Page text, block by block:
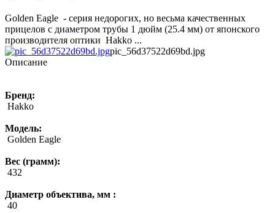
Golden Eagle - серия недорогих, но весьма качественных
прицелов с диаметром трубы 1 дюйм (25.4 мм) от японского
производителя оптики Hakko ...
pic_56d37522d69bd.jpg
Описание
Бренд:
Hakko
Модель:
Golden Eagle
Вес (грамм):
432
Диаметр объектива, мм :
40